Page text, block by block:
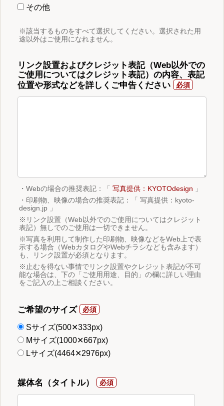
その他
※該当するものをすべて選択してください。選択された用
途以外はご使用になれません。
リンク設置およびクレジット表記（Web以外での
ご使用についてはクレジット表記）の内容、表記
位置や形式などを詳しくご申告ください
・Webの場合の推奨表記：「 写真提供：KYOTOdesign 」
・印刷物、映像の場合の推奨表記：「 写真提供：kyoto-
design.jp 」
※リンク設置（Web以外でのご使用についてはクレジット
表記）無しでのご使用は一切できません。
※写真を利用して制作した印刷物、映像などをWeb上で表
示する場合（WebカタログやWebチラシなども含みます）
も、リンク設置が必須となります。
※止むを得ない事情でリンク設置やクレジット表記が不可
能な場合は、下の「ご使用用途、目的」の欄に詳しい理由
をご記入の上ご相談ください。
ご希望のサイズ
Sサイズ(500✕333px)
Mサイズ(1000✕667px)
Lサイズ(4464✕2976px)
媒体名（タイトル）